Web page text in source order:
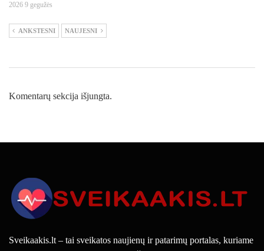
2026 9 gegužės
ANKSTESNI NAUJESNI
Komentarų sekcija išjungta.
Sveikaakis.lt – tai sveikatos naujienų ir patarimų portalas, kuriame